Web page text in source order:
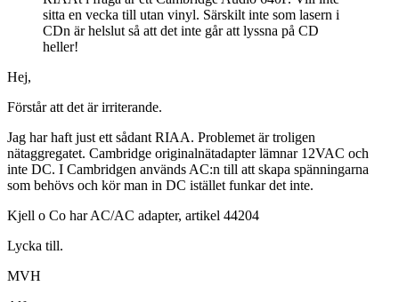
sitta en vecka till utan vinyl. Särskilt inte som lasern i
CDn är helslut så att det inte går att lyssna på CD
heller!
Hej,
Förstår att det är irriterande.
Jag har haft just ett sådant RIAA. Problemet är troligen
nätaggregatet. Cambridge originalnätadapter lämnar 12VAC och
inte DC. I Cambridgen används AC:n till att skapa spänningarna
som behövs och kör man in DC istället funkar det inte.
Kjell o Co har AC/AC adapter, artikel 44204
Lycka till.
MVH